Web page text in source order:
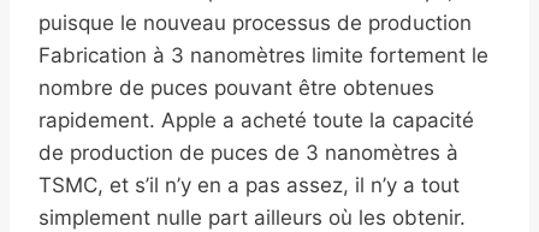
puisque le nouveau processus de production
Fabrication à 3 nanomètres limite fortement le
nombre de puces pouvant être obtenues
rapidement. Apple a acheté toute la capacité
de production de puces de 3 nanomètres à
TSMC, et s’il n’y en a pas assez, il n’y a tout
simplement nulle part ailleurs où les obtenir.